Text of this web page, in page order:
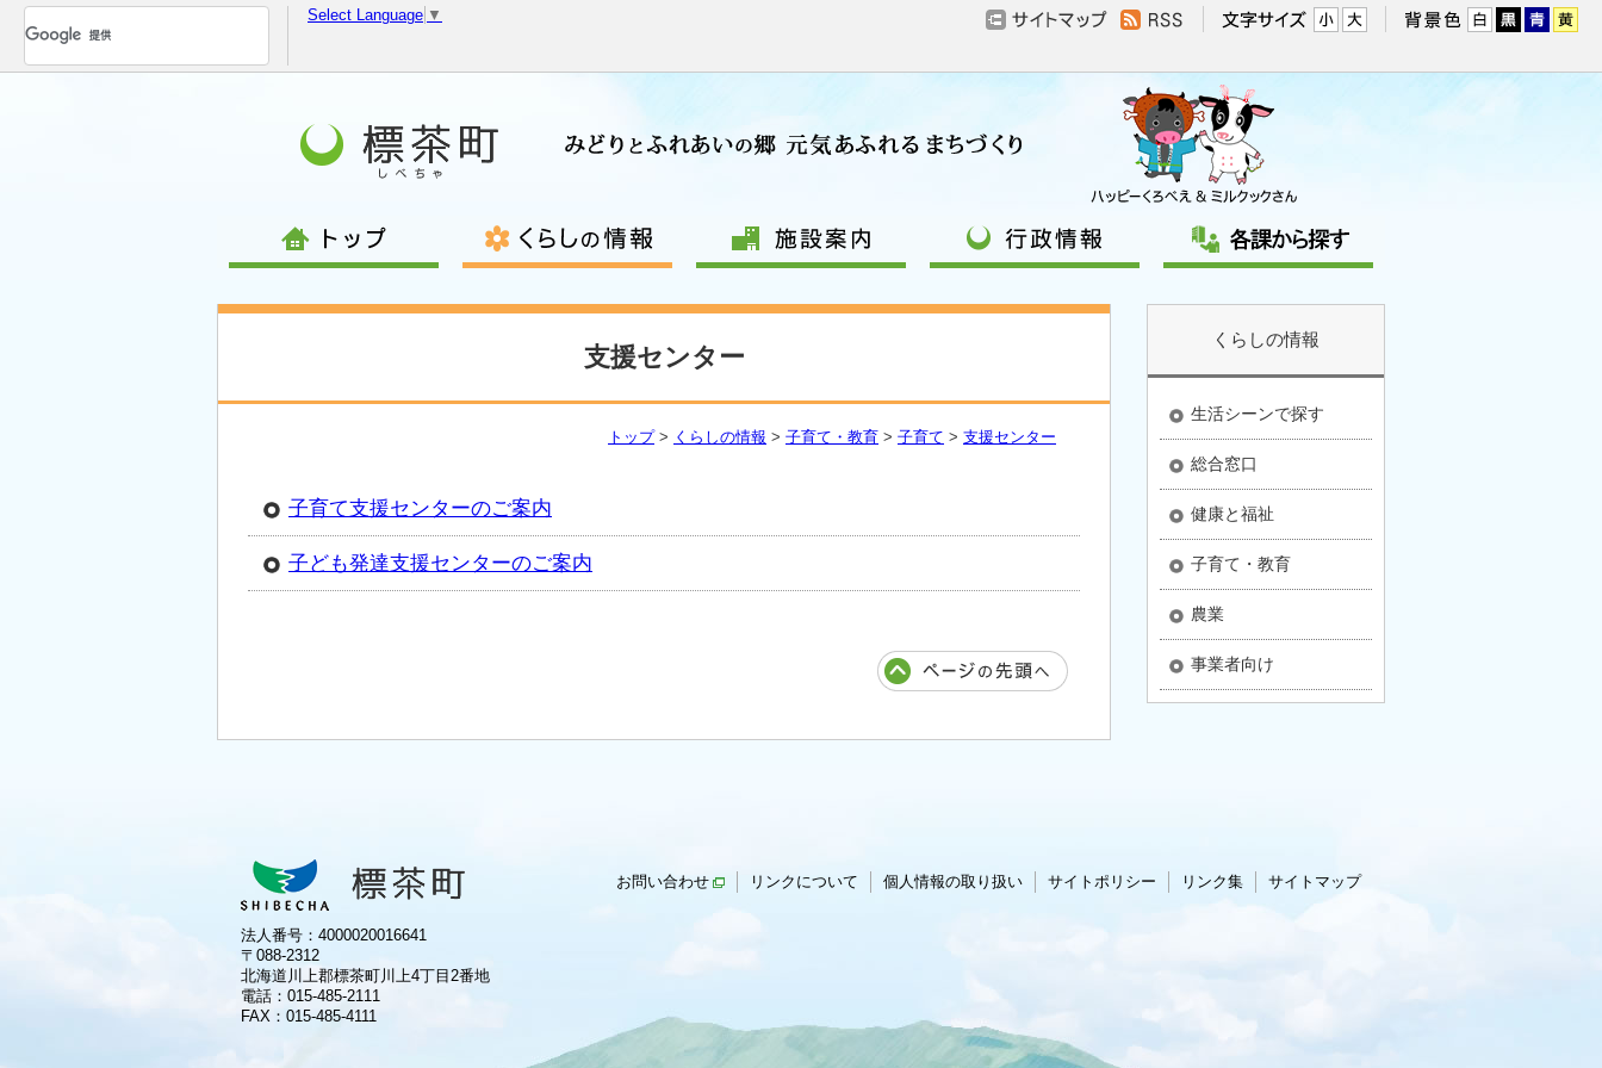
ン
テ
Select Language ▼
支援センター
トップ> くらしの情報 > 子育て・教育 > 子育て > 支援センター
子育て支援センターのご案内
子ども発達支援センターのご案内
くらしの情報
生活シーンで探す
総合窓口
健康と福祉
子育て・教育
農業
事業者向け
法人番号：4000020016641
〒088-2312
北海道川上郡標茶町川上4丁目2番地
電話： 015-485-2111
FAX：015-485-4111
お問い合わせ リンクについて 個人情報の取り扱い サイトポリシー リンク集 サイトマップ